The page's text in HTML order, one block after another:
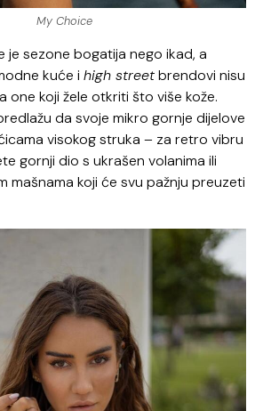
My Choice
je sezone bogatija nego ikad, a
kuće ihigh streetbrendovi nisu
one koji žele otkriti što više kože.
da svoje mikro gornje dijelove
visokog struka – za retro vibru
gornji dio s ukrašen volanima ili
mašnama koji će svu pažnju preuzeti